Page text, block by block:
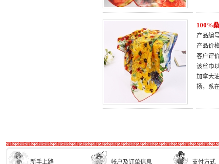
100%
产品编
产品价
客户评
该丝巾
加拿大
扬，系
新手上路 帐户及订单信息
支付方式